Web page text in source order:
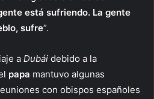
está sufriendo. La gente
sufre”.
a Dubái debido a la
papa mantuvo algunas
con obispos españoles